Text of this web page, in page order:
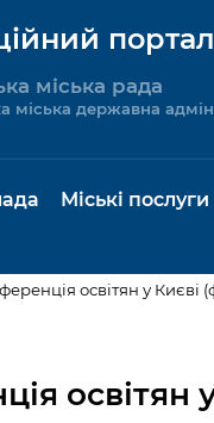
міська рада
міська державна
рада
Міські послуги
послуги
освітян у
освітян